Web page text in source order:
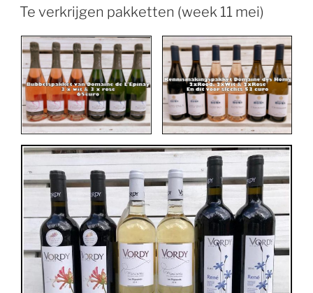
ON
Te verkrijgen pakketten (week 11 mei)